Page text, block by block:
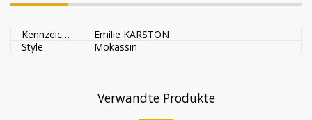
Kennzeichen
Emilie KARSTON
Style
Mokassin
Verwandte Produkte